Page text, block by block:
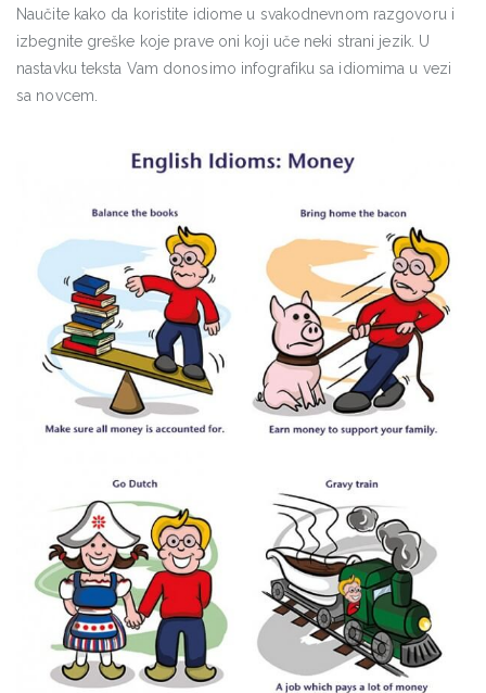
Naučite kako da koristite idiome u svakodnevnom razgovoru i
izbegnite greške koje prave oni koji uče neki strani jezik. U
nastavku teksta Vam donosimo infografiku sa idiomima u vezi
sa novcem.